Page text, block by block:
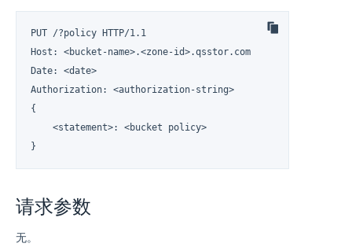
PUT /?policy HTTP/1.1
Host: <bucket-name>.<zone-id>.qsstor.com
Date: <date>
Authorization: <authorization-string>
{
    <statement>: <bucket policy>
}
请求参数
无。